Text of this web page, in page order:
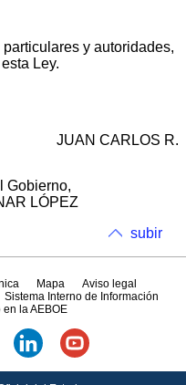
y autoridades,
Ley.
JUAN CARLOS R.
Gobierno,
LÓPEZ
subir
Mapa
Aviso legal
Sistema Interno de Información
en la AEBOE